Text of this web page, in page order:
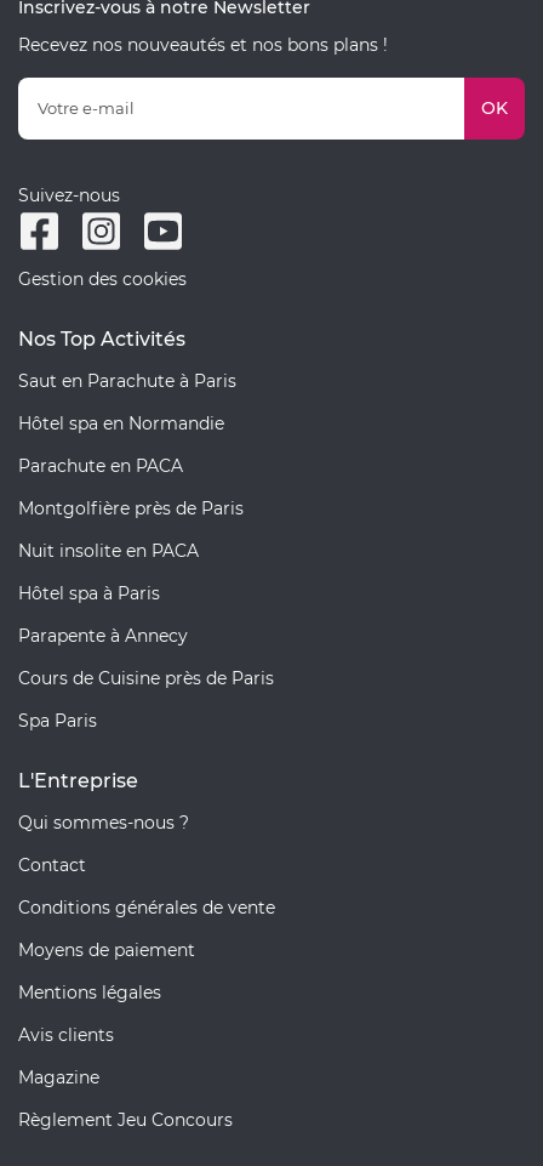
Inscrivez-vous à notre Newsletter
Recevez nos nouveautés et nos bons plans !
OK
Suivez-nous
Gestion des cookies
Nos Top Activités
Saut en Parachute à Paris
Hôtel spa en Normandie
Parachute en PACA
Montgolfière près de Paris
Nuit insolite en PACA
Hôtel spa à Paris
Parapente à Annecy
Cours de Cuisine près de Paris
Spa Paris
L'Entreprise
Qui sommes-nous ?
Contact
Conditions générales de vente
Moyens de paiement
Mentions légales
Avis clients
Magazine
Règlement Jeu Concours